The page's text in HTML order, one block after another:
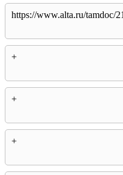
https://www.alta.ru/tamdoc/
+
+
+